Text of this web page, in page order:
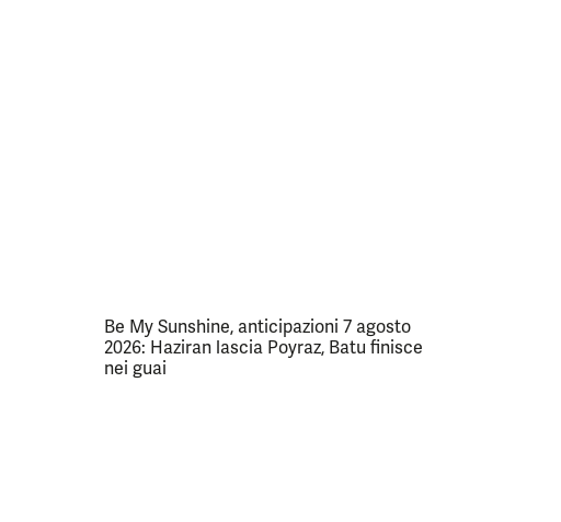
Be My Sunshine, anticipazioni 7 agosto
2026: Haziran lascia Poyraz, Batu finisce
nei guai